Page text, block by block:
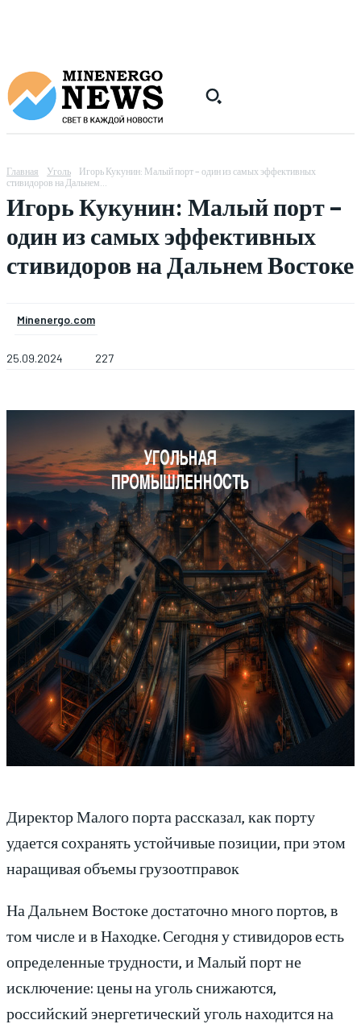
Главная Уголь
Игорь Кукунин: Малый порт – один из самых эффективных
стивидоров на Дальнем...
Игорь Кукунин: Малый порт –
один из самых эффективных
стивидоров на Дальнем Востоке
Minenergo.com
25.09.2024 227
Директор Малого порта рассказал, как порту
удается сохранять устойчивые позиции, при этом
наращивая объемы грузоотправок
На Дальнем Востоке достаточно много портов, в
том числе и в Находке. Сегодня у стивидоров есть
определенные трудности, и Малый порт не
исключение: цены на уголь снижаются,
российский энергетический уголь находится на